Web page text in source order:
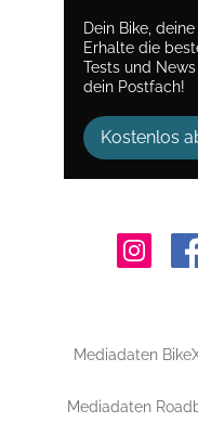
Dein Bike,
Erhalte die
Tests und
dein Postfach!
Kostenlos
Mediadaten
Mediadaten